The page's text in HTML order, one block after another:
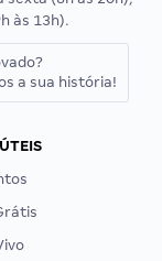
às 13h).
a sua história!